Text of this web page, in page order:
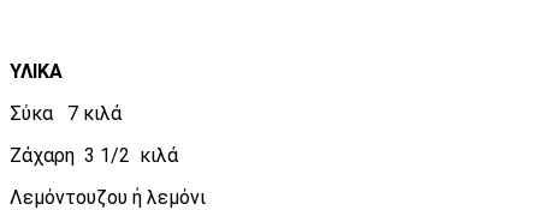
ΥΛΙΚΑ
Σύκα 7 κιλά
Ζάχαρη 3 1/2 κιλά
Λεμόντουζου ή λεμόνι